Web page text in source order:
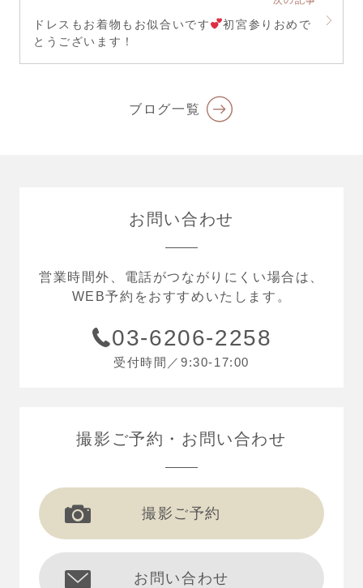
ドレスもお着物もお似合いです
初宮参りおめで
とうございます！
ブログ一覧
お問い合わせ
営業時間外、電話がつながりにくい場合は、
WEB予約をおすすめいたします。
03-6206-2258
受付時間／9:30-17:00
撮影ご予約 お問い合わせ
撮影ご予約
お問い合わせ